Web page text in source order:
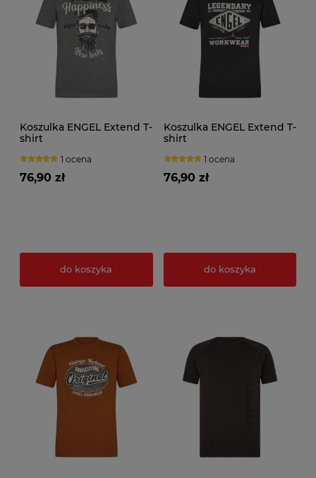
Koszulka ENGEL Extend T-
shirt
1 ocena
76,90 zł
do koszyka
Koszulka ENGEL Extend T-
shirt
1 ocena
76,90 zł
do koszyka